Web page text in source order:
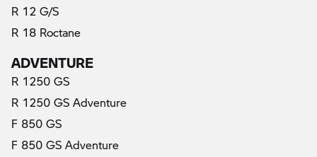
R 12 G/S
R 18 Roctane
ADVENTURE
R 1250 GS
R 1250 GS Adventure
F 850 GS
F 850 GS Adventure